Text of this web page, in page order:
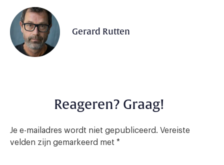
Gerard Rutten
Reageren? Graag!
Je e-mailadres wordt niet gepubliceerd. Vereiste
velden zijn gemarkeerd met *